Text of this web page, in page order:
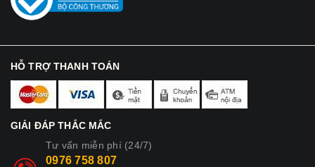
HỖ TRỢ THANH TOÁN
GIẢI ĐÁP THẮC MẮC
Tư vấn miễn phí (24/7)
0976 758 807